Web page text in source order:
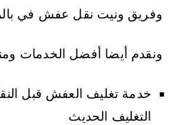
وفريق ونيت نقل عفش في
ونقدم أيضا أفضل الخدمات
خدمة تغليف العفش قبل
التغليف الحديث